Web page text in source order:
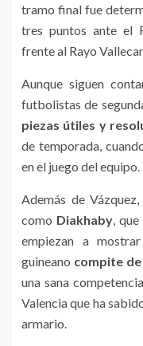
tramo final fue
tres puntos ante el
frente al Rayo
Aunque siguen
futbolistas de
piezas útiles y
de temporada,
en el juego del equipo.
Además de
como Diakhaby,
empiezan a
guineano compite
una sana
Valencia que ha
armario.